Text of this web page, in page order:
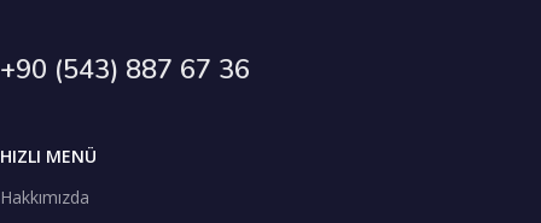
+90 (543) 887 67 36
HIZLI MENÜ
Hakkımızda